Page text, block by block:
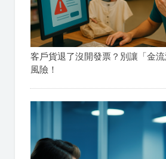
客戶貨退了沒開發票？別讓「金
風險！